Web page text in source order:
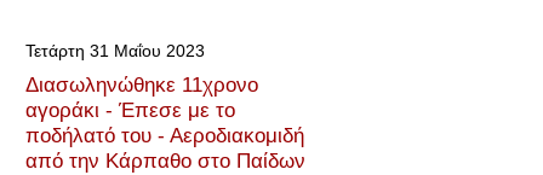
Τετάρτη 31 Μαΐου 2023
Διασωληνώθηκε 11χρονο
αγοράκι - Έπεσε με το
ποδήλατό του - Αεροδιακομιδή
από την Κάρπαθο στο Παίδων